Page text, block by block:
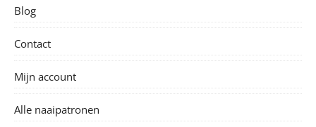
Blog
Contact
Mijn account
Alle naaipatronen